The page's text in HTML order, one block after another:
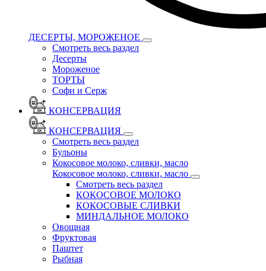
ДЕСЕРТЫ, МОРОЖЕНОЕ
Смотреть весь раздел
Десерты
Мороженое
ТОРТЫ
Софи и Серж
КОНСЕРВАЦИЯ
КОНСЕРВАЦИЯ
Смотреть весь раздел
Бульоны
Кокосовое молоко, сливки, масло
Кокосовое молоко, сливки, масло
Смотреть весь раздел
КОКОСОВОЕ МОЛОКО
КОКОСОВЫЕ СЛИВКИ
МИНДАЛЬНОЕ МОЛОКО
Овощная
Фруктовая
Паштет
Рыбная